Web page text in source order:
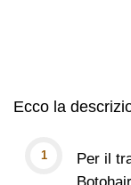
Ecco la
Per il